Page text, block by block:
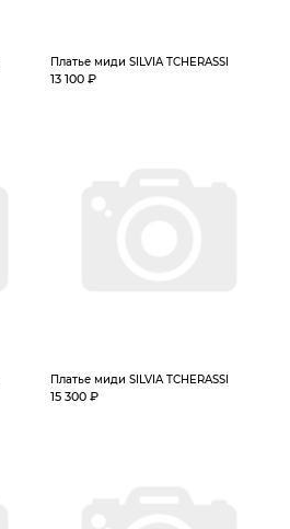
Платье миди SILVIA TCHERASSI
13 100 ₽
Платье миди SILVIA TCHERASSI
15 300 ₽